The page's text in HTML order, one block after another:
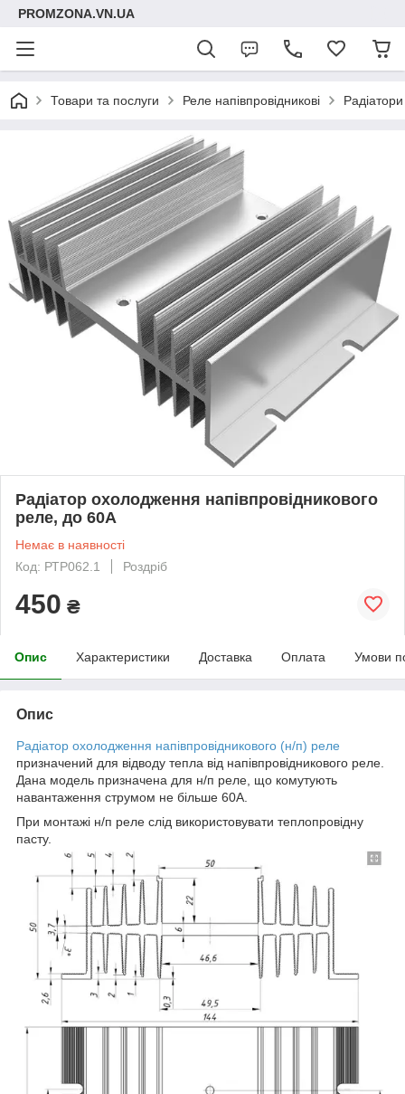
PROMZONA.VN.UA
Товари та послуги Реле напівпровідникові
Радіатор охолодження напівпровідникового
реле, до 60А
Немає в наявності
Код: РТР062.1
Роздріб
450 ₴
Опис Характеристики Доставка Оплата Умови
Опис
Радіатор охолодження напівпровідникового (н/п) реле
призначений для відводу тепла від напівпровідникового реле.
Дана модель призначена для н/п реле, що комутують
навантаження струмом не більше 60А.
При монтажі н/п реле слід використовувати теплопровідну
пасту.